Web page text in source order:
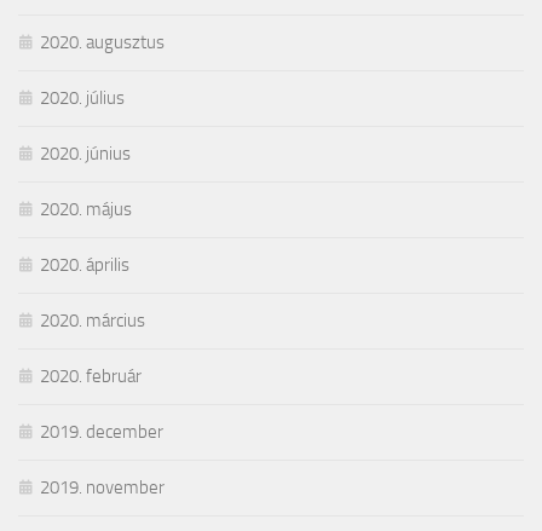
2020. augusztus
2020. július
2020. június
2020. május
2020. április
2020. március
2020. február
2019. december
2019. november